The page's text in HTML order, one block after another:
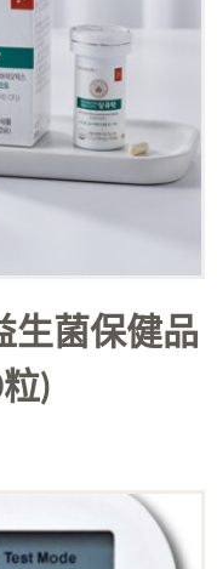
生菌保健品
)